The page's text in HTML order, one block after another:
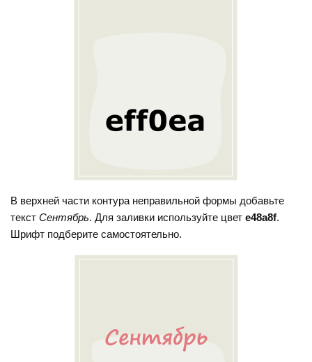
В верхней части контура неправильной формы добавьте
текстСентябрь. Для заливки используйте цветe48a8f.
Шрифт подберите самостоятельно.